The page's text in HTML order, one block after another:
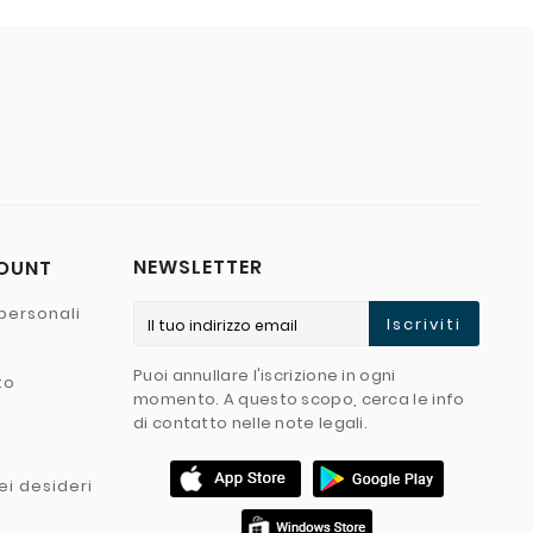
desideri
NEWSLETTER
Iscriviti
Puoi annullare l'iscrizione in ogni
momento. A questo scopo, cerca le info
di contatto nelle note legali.